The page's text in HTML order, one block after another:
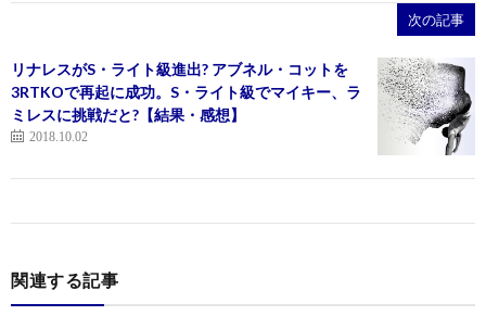
次の記事
リナレスがS・ライト級進出? アブネル・コットを
3RTKOで再起に成功。S・ライト級でマイキー、ラ
ミレスに挑戦だと?【結果・感想】
2018.10.02
関連する記事